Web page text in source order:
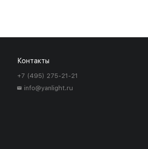
Контакты
+7 (495) 275-21-21
info@yanlight.ru